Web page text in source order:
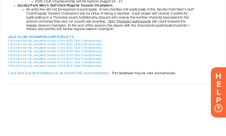
H
E
L
P